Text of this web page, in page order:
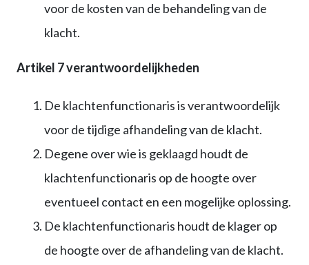
voor de kosten van de behandeling van de
klacht.
Artikel 7 verantwoordelijkheden
De klachtenfunctionaris is verantwoordelijk
voor de tijdige afhandeling van de klacht.
Degene over wie is geklaagd houdt de
klachtenfunctionaris op de hoogte over
eventueel contact en een mogelijke oplossing.
De klachtenfunctionaris houdt de klager op
de hoogte over de afhandeling van de klacht.